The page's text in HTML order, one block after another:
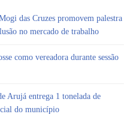
das Cruzes promovem palestra
no mercado de trabalho
como vereadora durante sessão
Arujá entrega 1 tonelada de
do município